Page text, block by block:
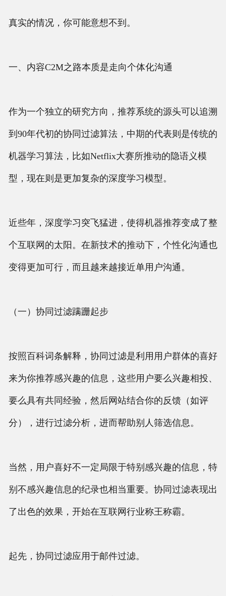
真实的情况，你可能意想不到。
一、内容C2M之路本质是走向个体化沟通
作为一个独立的研究方向，推荐系统的源头可以追溯
到90年代初的协同过滤算法，中期的代表则是传统的
机器学习算法，比如Netflix大赛所推动的隐语义模
型，现在则是更加复杂的深度学习模型。
近些年，深度学习突飞猛进，使得机器推荐变成了整
个互联网的太阳。在新技术的推动下，个性化沟通也
变得更加可行，而且越来越接近单用户沟通。
（一）协同过滤蹒跚起步
按照百科词条解释，协同过滤是利用用户群体的喜好
来为你推荐感兴趣的信息，这些用户要么兴趣相投、
要么具有共同经验，然后网站结合你的反馈（如评
分），进行过滤分析，进而帮助别人筛选信息。
当然，用户喜好不一定局限于特别感兴趣的信息，特
别不感兴趣信息的纪录也相当重要。协同过滤表现出
了出色的效果，开始在互联网行业称王称霸。
起先，协同过滤应用于邮件过滤。